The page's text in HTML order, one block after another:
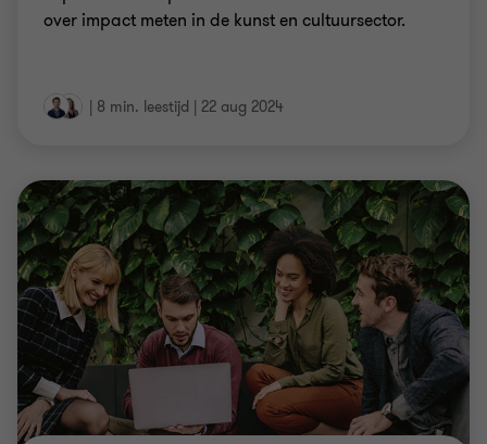
over impact meten in de kunst en cultuursector.
| 8 min. leestijd | 22 aug 2024